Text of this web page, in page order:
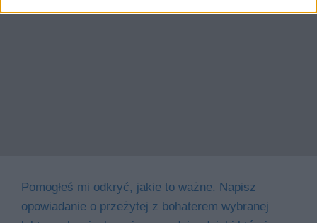
Pomogłeś mi odkryć, jakie to ważne. Napisz
opowiadanie o przeżytej z bohaterem wybranej